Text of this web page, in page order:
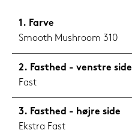
Farve
Smooth Mushroom 310
Fasthed - venstre side
Fast
Fasthed - højre side
Ekstra Fast